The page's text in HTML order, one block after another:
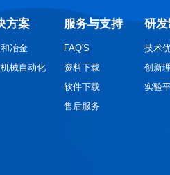
方案
冶金
械自动化
服务与支持
FAQ'S
资料下载
软件下载
售后服务
研
技术
创新
实验